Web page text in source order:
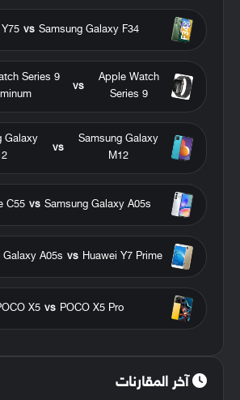
Samsung Galaxy F34
vs
Apple Watch
Series 9
vs
Series 9
Samsung Galaxy
M12
vs
Galaxy
Samsung Galaxy A05s
vs
C55
Huawei Y7 Prime
vs
Galaxy A05s
POCO X5 Pro
vs
X5
آخر المقارنات